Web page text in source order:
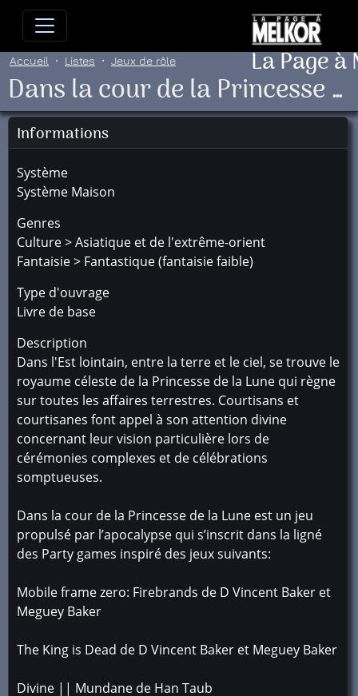
Allez directement au contenu
La Page
Accueil Listes Jeux de rôle
Dans la cour de la Princesse de la Lune
Informations
Système
Système Maison
Genres
Culture > Asiatique et de l'extrême-orient
Fantaisie > Fantastique (fantaisie faible)
Type d'ouvrage
Livre de base
Description
Dans l'Est lointain, entre la terre et le ciel, se trouve le
royaume céleste de la Princesse de la Lune qui règne
sur toutes les affaires terrestres. Courtisans et
courtisanes font appel à son attention divine
concernant leur vision particulière lors de
cérémonies complexes et de célébrations
somptueuses.
Dans la cour de la Princesse de la Lune est un jeu
propulsé par l’apocalypse qui s’inscrit dans la ligné
des Party games inspiré des jeux suivants:
Mobile frame zero: Firebrands de D Vincent Baker et
Meguey Baker
The King is Dead de D Vincent Baker et Meguey Baker
Divine || Mundane de Han Taub